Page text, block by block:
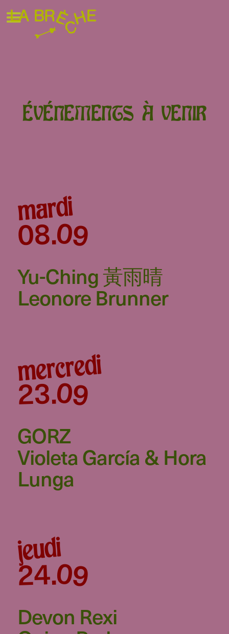
ÉVÉNEMENTS À VENIR
mardi
09
.
08
Yu-Ching 黃雨晴
Leonore Brunner
mercredi
09
.
23
GORZ
Violeta García & Hora
Lunga
jeudi
09
.
24
Devon Rexi